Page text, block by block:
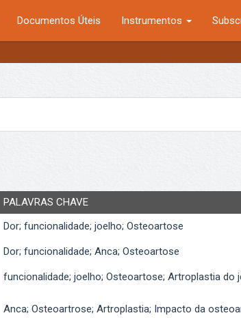
Documentos Úteis Instrumentos
PALAVRAS CHAVE
Dor; funcionalidade; joelho; Osteoartose
Dor; funcionalidade; Anca; Osteoartose
funcionalidade; joelho; Osteoartose; Artroplastia do
Anca; Osteoartrose; Artroplastia; Impacto da